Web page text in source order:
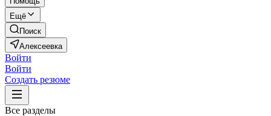
Ещё
Поиск
Алексеевка
Войти
Войти
Создать резюме
Все разделы